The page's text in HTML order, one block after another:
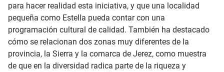
para hacer realidad esta iniciativa, y que una localidad
pequeña como Estella pueda contar con una
programación cultural de calidad. También ha destacado
cómo se relacionan dos zonas muy diferentes de la
provincia, la Sierra y la comarca de Jerez, como muestra
de que en la diversidad radica parte de la riqueza y